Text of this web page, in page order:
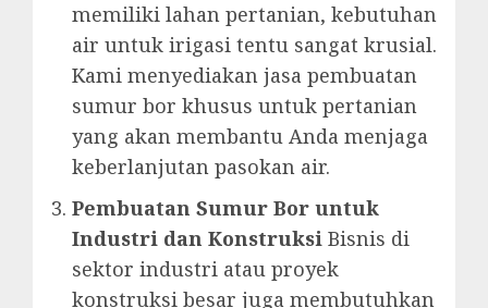
memiliki lahan pertanian, kebutuhan
air untuk irigasi tentu sangat krusial.
Kami menyediakan jasa pembuatan
sumur bor khusus untuk pertanian
yang akan membantu Anda menjaga
keberlanjutan pasokan air.
Pembuatan Sumur Bor untuk
Industri dan Konstruksi Bisnis di
sektor industri atau proyek
konstruksi besar juga membutuhkan